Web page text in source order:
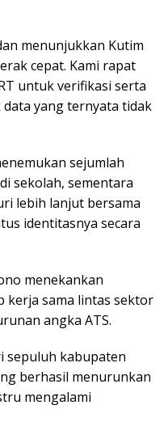
menunjukkan Kutim
cepat. Kami rapat
untuk verifikasi serta
data yang ternyata tidak
sejumlah
sekolah, sementara
lebih lanjut bersama
identitasnya secara
menekankan
kerja sama lintas sektor
angka ATS.
sepuluh kabupaten
berhasil menurunkan
mengalami